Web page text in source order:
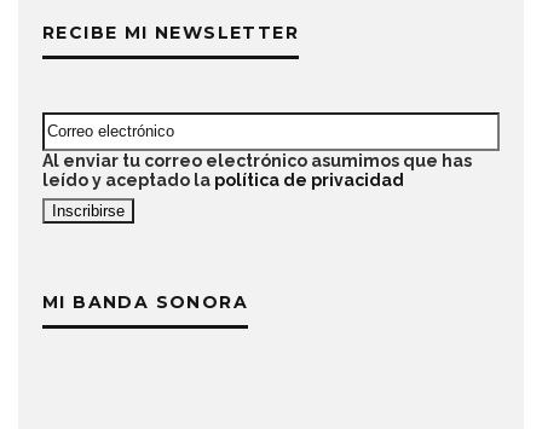
RECIBE MI NEWSLETTER
Al enviar tu correo electrónico asumimos que has
leído y aceptado la política de privacidad
MI BANDA SONORA